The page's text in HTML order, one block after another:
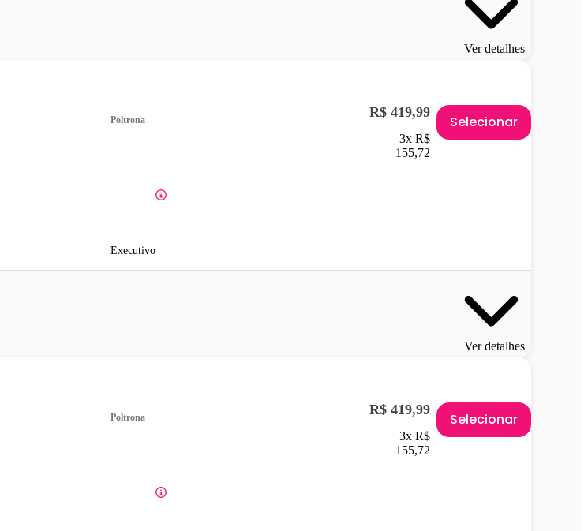
Ver detalhes
Poltrona
Executivo
R$ 419,99
3x R$
155,72
Selecionar
Ver detalhes
Poltrona R$ 419,99
3x R$
155,72
Selecionar